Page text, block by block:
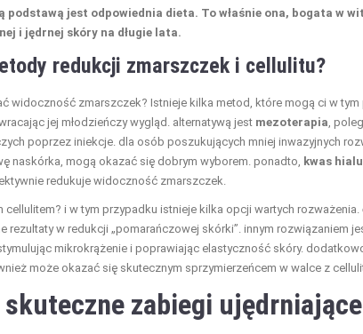
podstawą jest odpowiednia dieta. To właśnie ona, bogata w
i jędrnej skóry na długie lata.
redukcji zmarszczek i cellulitu?
widoczność zmarszczek? Istnieje kilka metod, które mogą ci w
jej młodzieńczy wygląd. alternatywą jest mezoterapia ,
poprzez iniekcje. dla osób poszukujących mniej inwazyjnych
naskórka, mogą okazać się dobrym wyborem. ponadto,
kwas
redukuje widoczność zmarszczek.
cellulitem? i w tym przypadku istnieje kilka opcji wartych rozważenia.
rezultaty w redukcji „pomarańczowej skórki”. innym rozwiązaniem
mikrokrążenie i poprawiając elastyczność skóry.
może okazać się skutecznym sprzymierzeńcem w walce z
skuteczne zabiegi